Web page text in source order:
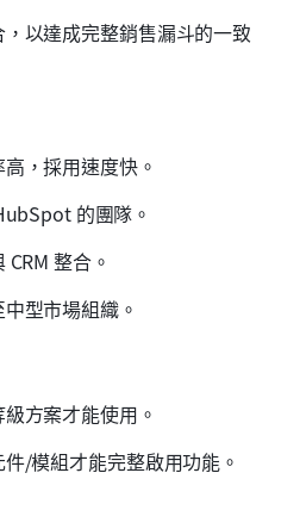
以達成完整銷售漏斗的一致
，採用速度快。
的團隊。
整合。
型市場組織。
方案才能使用。
/模組才能完整啟用功能。